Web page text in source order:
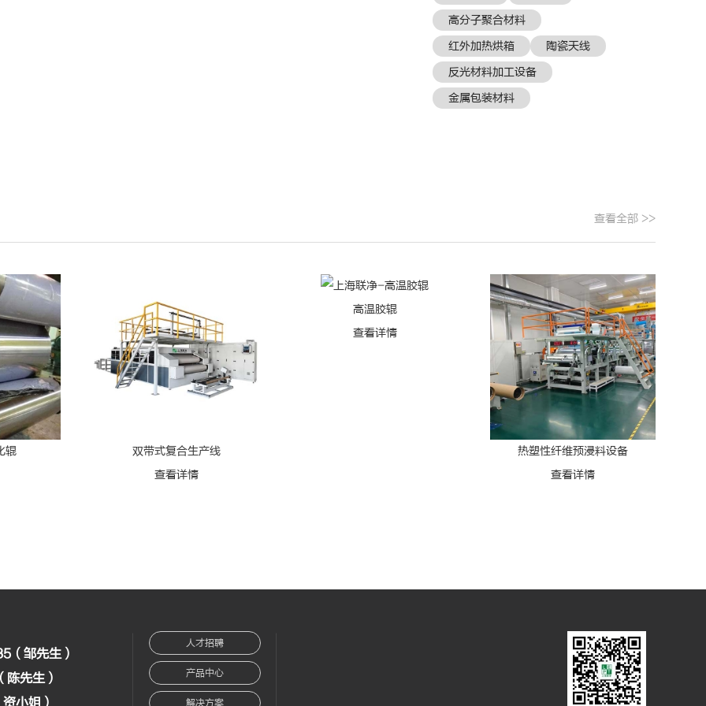
高分子聚合材料
红外加热烘箱
陶瓷天线
反光材料加工设备
金属包装材料
查看全部 >>
辊
双带式复合生产线
查看详情
高温胶辊
查看详情
热塑性纤维预浸料设备
查看详情
（邹先生）
先生）
小姐）
人才招聘
产品中心
解决方案